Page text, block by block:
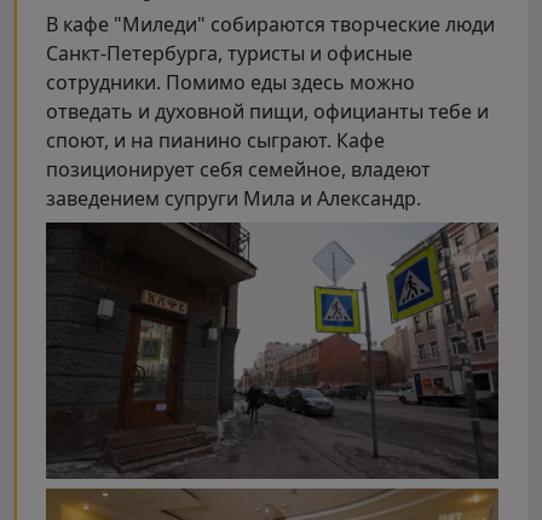
В кафе "Миледи" собираются творческие люди
Санкт-Петербурга, туристы и офисные
сотрудники. Помимо еды здесь можно
отведать и духовной пищи, официанты тебе и
споют, и на пианино сыграют. Кафе
позиционирует себя семейное, владеют
заведением супруги Мила и Александр.